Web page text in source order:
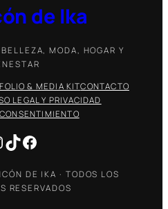
de Ika
MODA, HOGAR Y
& MEDIA KITCONTACTO
LEGAL Y PRIVACIDAD
TikTokFacebook
DE IKA · TODOS LOS
RESERVADOS